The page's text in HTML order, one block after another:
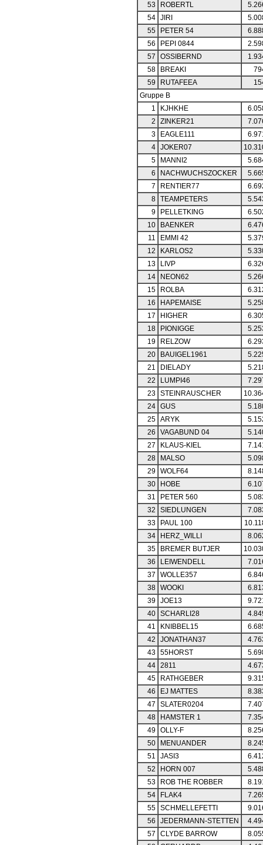
53
ROBERTL
54
JIRI
55
PETER 54
56
PEPI 0844
57
OSSIBERND
58
BREAKI
59
RUTAFEEA
Gruppe B
1
KJHKHE
2
ZINKER21
3
EAGLE111
4
JOKER07
5
MANNI2
6
NACHWUCHSZOCKER
7
RENTIER77
8
TEAMPETERS
9
PELLETKING
10
BAENKER
11
EMMI 42
12
KARLOS2
13
LIVP
14
NEON62
15
ROLBA
16
HAPEMAISE
17
HIGHER
18
PIONIGGE
19
RELZOW
20
BAUIGEL1961
21
DIELADY
22
LUMPI46
23
STEINRAUSCHER
24
GUS
25
ARYK
26
VAGABUND 04
27
KLAUS-KIEL
28
MALSO
29
WOLF64
30
HOBE
31
PETER 560
32
SIEDLUNGEN
33
PAUL 100
34
HERZ_WILLI
35
BREMER BUTJER
36
LEIWENDELL
37
WOLLE357
38
WOOKI
39
JOE13
40
SCHARLI28
41
KNIBBEL15
42
JONATHAN37
43
55HORST
44
2811
45
RATHGEBER
46
EJ MATTES
47
SLATER0204
48
HAMSTER 1
49
OLLY-F
50
MENUANDER
51
JASI3
52
HORN 007
53
ROB THE ROBBER
54
FLAK4
55
SCHMELLEFETTI
56
JEDERMANN-STETTEN
57
CLYDE BARROW